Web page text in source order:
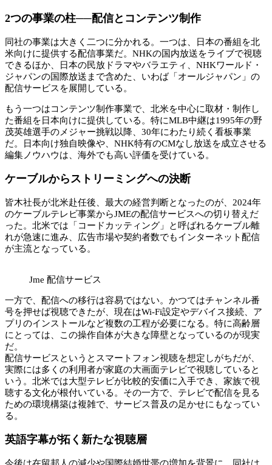
2つの事業の柱──配信とコンテンツ制作
同社の事業は大きく二つに分かれる。一つは、日本の番組を北
米向けに提供する配信事業だ。NHKの国内放送をライブで視聴
できるほか、日本の民放ドラマやバラエティ、NHKワールド・
ジャパンの国際放送まで含めた、いわば「オールジャパン」の
配信サービスを展開している。
もう一つはコンテンツ制作事業で、北米を中心に取材・制作し
た番組を日本向けに提供している。特にMLB中継は1995年の野
茂英雄選手のメジャー挑戦以降、30年にわたり続く看板事業
だ。日本向け独自映像や、NHK特有のCMなし放送を成立させる
編集ノウハウは、海外でも高い評価を受けている。
ケーブルからストリーミングへの決断
皆木社長が北米赴任後、最大の経営判断となったのが、2024年
のケーブルテレビ事業からJMEの配信サービスへの切り替えだ
った。北米では「コードカッティング」と呼ばれるケーブル離
れが急速に進み、広告市場や契約者数でもインターネット配信
が主流となっている。
Jme 配信サービス
一方で、配信への移行は容易ではない。かつてはチャンネル番
号を押せば視聴できたが、現在はWi-Fi設定やデバイス接続、ア
プリのインストールなど複数の工程が必要になる。特に高齢層
にとっては、この操作自体が大きな障壁となっているのが現実
だ。
配信サービスというとスマートフォン視聴を想定しがちだが、
実際には多くの利用者が家庭の大画面テレビで視聴していると
いう。北米では大型テレビが比較的安価に入手でき、家族で視
聴する文化が根付いている。その一方で、テレビで配信を見る
ための環境構築は複雑で、サービス普及の足かせにもなってい
る。
英語字幕が拓く新たな視聴層